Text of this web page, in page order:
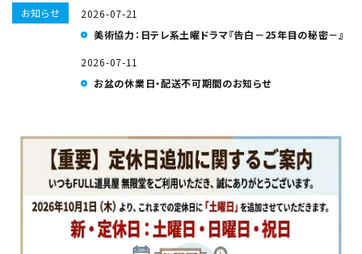
お知らせ
2026-07-21
美術協力：日テレ系土曜ドラマ『告白－25年目の秘密－』
2026-07-11
お盆の休業日・配送不可期間のお知らせ